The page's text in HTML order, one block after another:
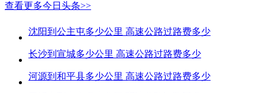
查看更多今日头条>>
沈阳到公主屯多少公里 高速公路过路费多少
长沙到宣城多少公里 高速公路过路费多少
河源到和平县多少公里 高速公路过路费多少